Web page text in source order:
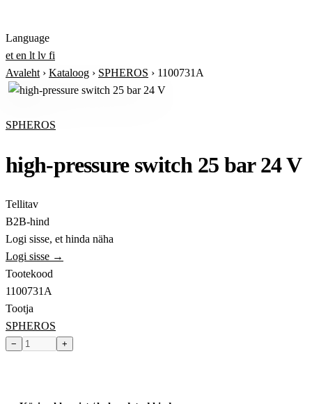
Language
et en lt lv fi
Avaleht › Kataloog › SPHEROS › 1100731A
SPHEROS
high-pressure switch 25 bar 24 V
Tellitav
B2B-hind
Logi sisse, et hinda näha
Logi sisse →
Tootekood
1100731A
Tootja
SPHEROS
− +